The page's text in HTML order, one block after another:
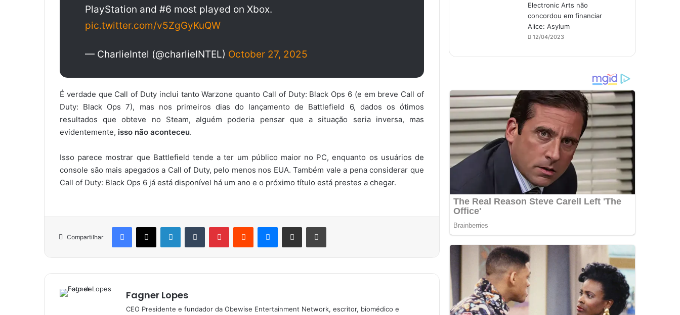
PlayStation and #6 most played on Xbox.
pic.twitter.com/v5ZgGyKuQW
— CharlieIntel (@charlieINTEL) October 27, 2025
É verdade que Call of Duty inclui tanto Warzone quanto Call of Duty: Black Ops 6 (e em breve Call of
Duty: Black Ops 7), mas nos primeiros dias do lançamento de Battlefield 6, dados os ótimos
resultados que obteve no Steam, alguém poderia pensar que a situação seria inversa, mas
evidentemente, isso não aconteceu.
Isso parece mostrar que Battlefield tende a ter um público maior no PC, enquanto os usuários de
console são mais apegados a Call of Duty, pelo menos nos EUA. Também vale a pena considerar que
Call of Duty: Black Ops 6 já está disponível há um ano e o próximo título está prestes a chegar.
Compartilhar
Fagner Lopes
CEO Presidente e fundador da Obewise Entertainment Network, escritor, biomédico e
Electronic Arts não
concordou em financiar
Alice: Asylum
12/04/2023